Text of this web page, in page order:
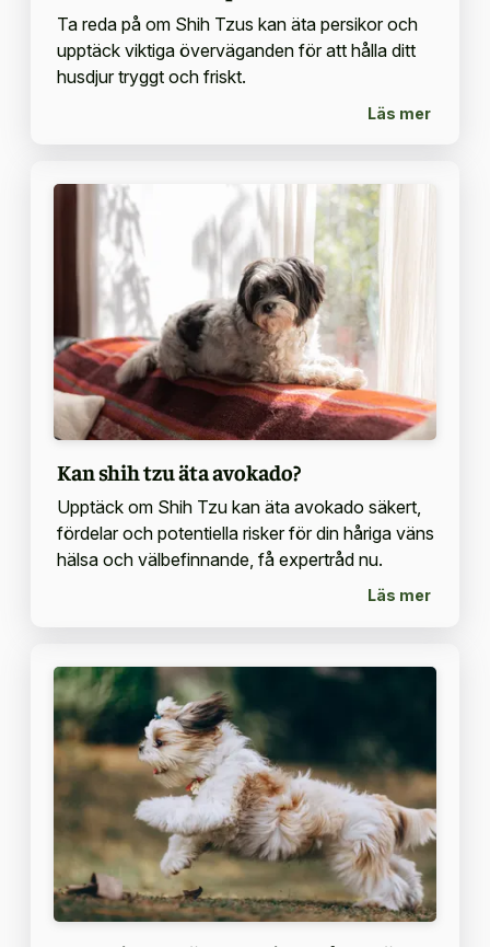
Ta reda på om Shih Tzus kan äta persikor och
upptäck viktiga överväganden för att hålla ditt
husdjur tryggt och friskt.
Läs mer
Kan shih tzu äta avokado?
Upptäck om Shih Tzu kan äta avokado säkert,
fördelar och potentiella risker för din håriga väns
hälsa och välbefinnande, få expertråd nu.
Läs mer